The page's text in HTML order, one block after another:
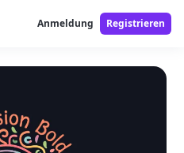
Anmeldung Registrieren